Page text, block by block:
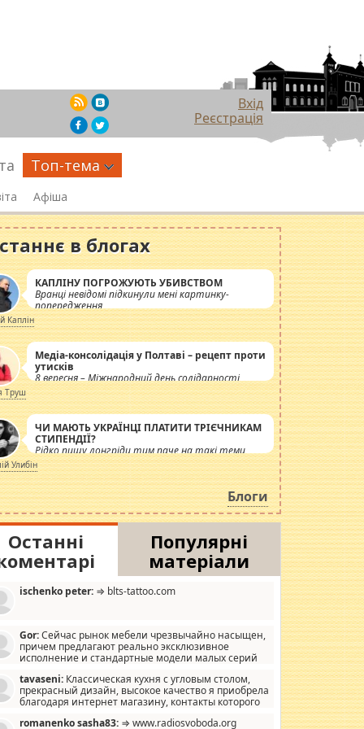
Вхід
Реєстрація
Топ-тема
Афіша
в блогах
КАПЛІНУ ПОГРОЖУЮТЬ УБИВСТВОМ
Вранці невідомі підкинули мені картинку-
попередження
Каплін
Медіа-консолідація у Полтаві – рецепт проти
утисків
8 вересня – Міжнародний день солідарності
журналістів.
Труш
ЧИ МАЮТЬ УКРАЇНЦІ ПЛАТИТИ ТРІЄЧНИКАМ
СТИПЕНДІЇ?
Рідко пишу лонгріди тим паче на такі теми,
але вже просто дістало! Обурюють сьогоднішні
інсенуації навколо стипендіального питання.
Штучно роздувається ще одна соціальна
катастрофа.
Улибін
Блоги
Останні
Популярні
матеріали
ischenko peter: ⇒ blts-tattoo.com
Gor:Сейчас рынок мебели чрезвычайно насыщен,
причем предлагают реально эксклюзивное
исполнение и стандартные модели малых серий
мало походит на стандартные формы, в MebelOk,
и что главное - со вкусом все в порядке,
ненужных наворотов удорожающих мебель, а это не
tavaseni: Классическая кухня с угловым столом,
прекрасный дизайн, высокое качество я приобрела
благодаря интернет магазину, контакты которого
romanenko sasha83: ⇒ www.radiosvoboda.org